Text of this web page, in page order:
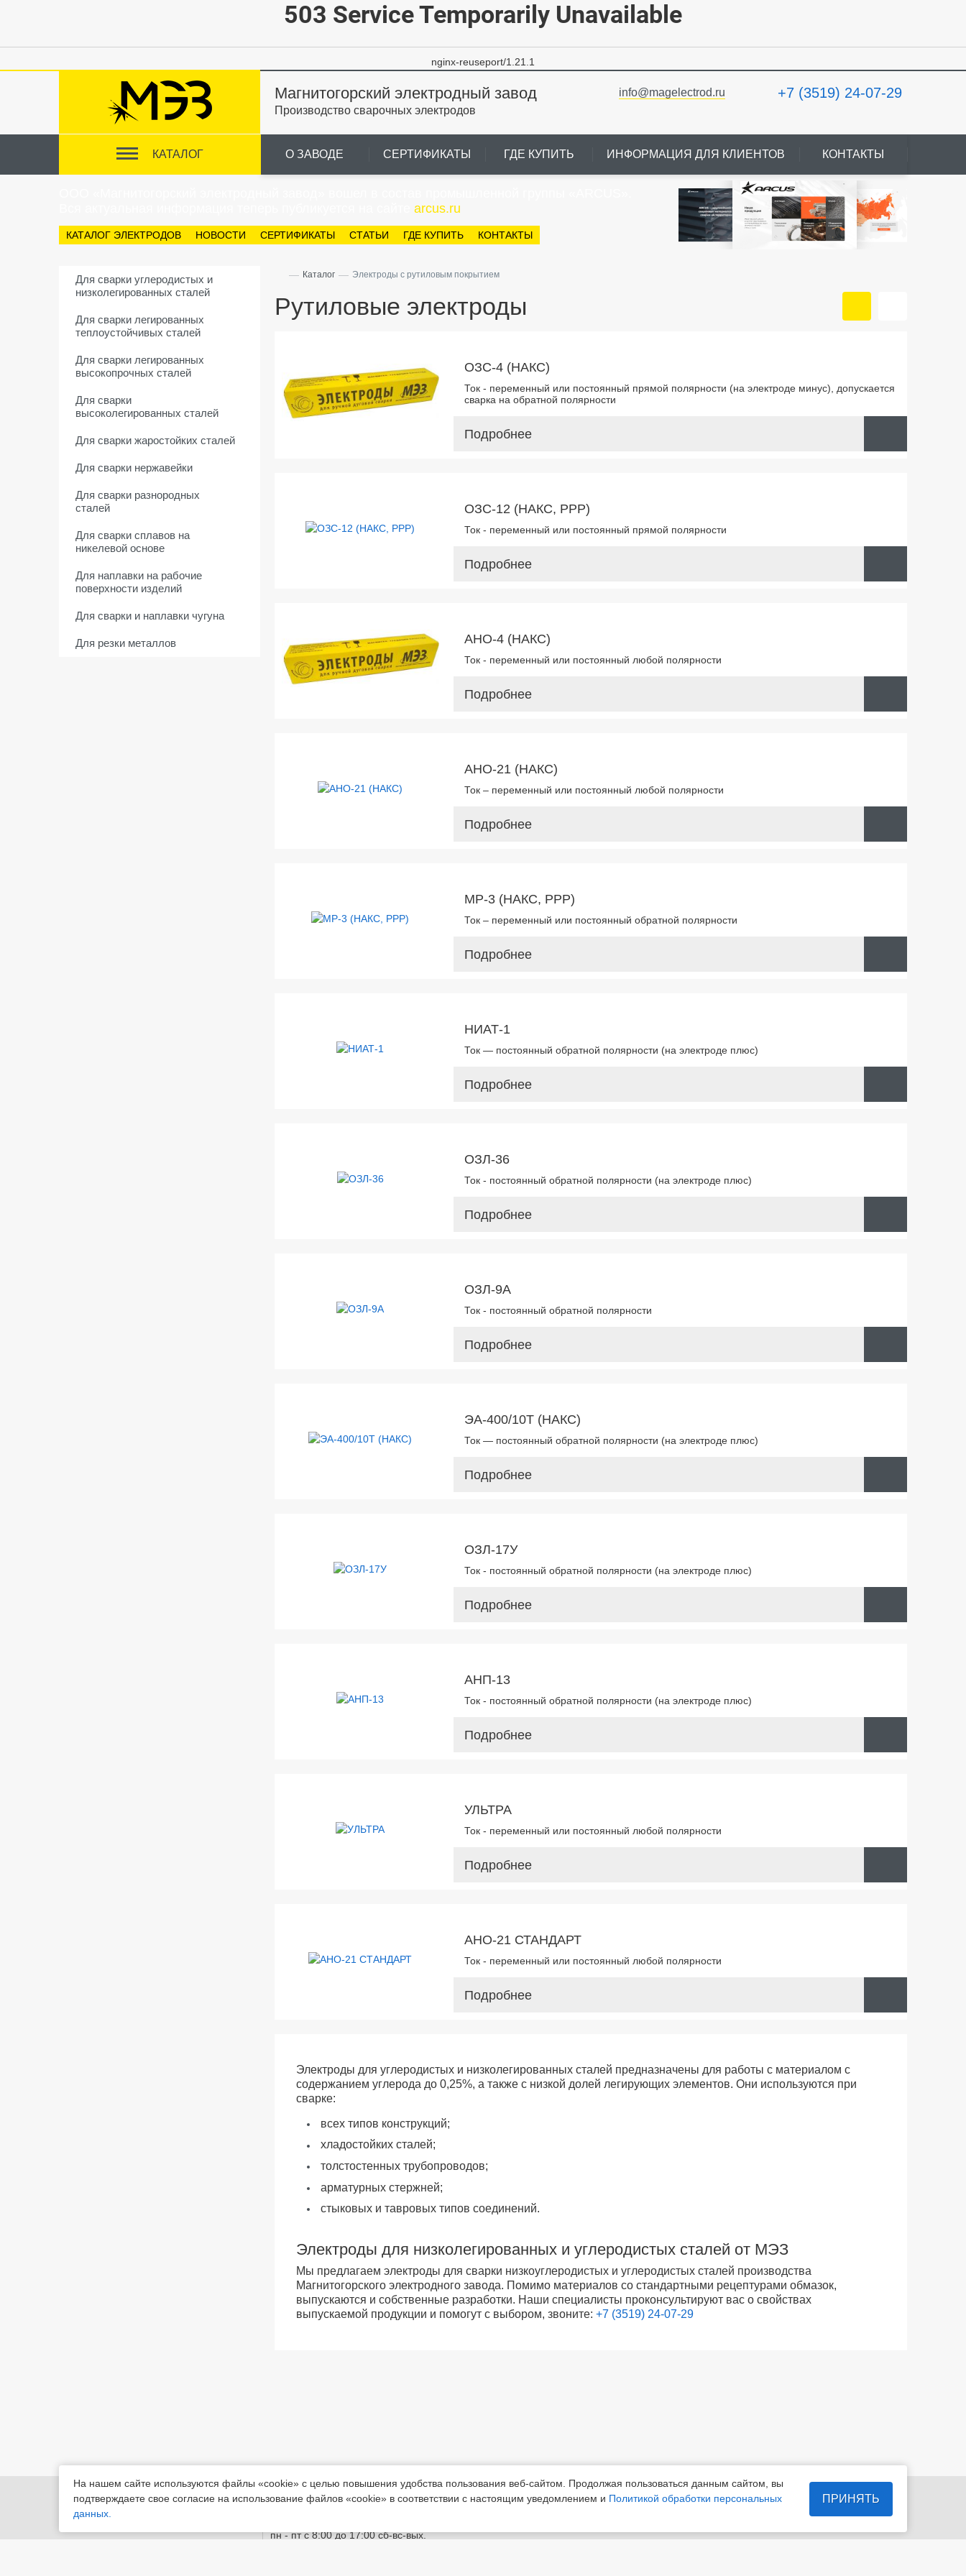
503 Service Temporarily Unavailable
nginx-reuseport/1.21.1
Магнитогорский электродный завод
Производство сварочных электродов
info@magelectrod.ru +7 (3519) 24-07-29
КАТАЛОГ О ЗАВОДЕ СЕРТИФИКАТЫ ГДЕ КУПИТЬ ИНФОРМАЦИЯ ДЛЯ КЛИЕНТОВ КОНТАКТЫ
arcus.ru
КАТАЛОГ ЭЛЕКТРОДОВ НОВОСТИ СЕРТИФИКАТЫ СТАТЬИ ГДЕ КУПИТЬ КОНТАКТЫ
Для сварки углеродистых и
низколегированных сталей
Для сварки легированных
теплоустойчивых сталей
Для сварки легированных
высокопрочных сталей
Для сварки
высоколегированных сталей
Для сварки жаростойких сталей
Для сварки нержавейки
Для сварки разнородных
сталей
Для сварки сплавов на
никелевой основе
Для наплавки на рабочие
поверхности изделий
Для сварки и наплавки чугуна
Для резки металлов
— Каталог — Электроды с рутиловым покрытием
Рутиловые электроды
ОЗС-4 (НАКС)
Ток - переменный или постоянный прямой полярности (на электроде минус), допускается
сварка на обратной полярности
Подробнее
ОЗС-12 (НАКС, РРР)
Ток - переменный или постоянный прямой полярности
Подробнее
АНО-4 (НАКС)
Ток - переменный или постоянный любой полярности
Подробнее
АНО-21 (НАКС)
Ток – переменный или постоянный любой полярности
Подробнее
МР-3 (НАКС, РРР)
Ток – переменный или постоянный обратной полярности
Подробнее
НИАТ-1
Ток — постоянный обратной полярности (на электроде плюс)
Подробнее
ОЗЛ-36
Ток - постоянный обратной полярности (на электроде плюс)
Подробнее
ОЗЛ-9А
Ток - постоянный обратной полярности
Подробнее
ЭА-400/10T (НАКС)
Ток — постоянный обратной полярности (на электроде плюс)
Подробнее
ОЗЛ-17У
Ток - постоянный обратной полярности (на электроде плюс)
Подробнее
АНП-13
Ток - постоянный обратной полярности (на электроде плюс)
Подробнее
УЛЬТРА
Ток - переменный или постоянный любой полярности
Подробнее
АНО-21 СТАНДАРТ
Ток - переменный или постоянный любой полярности
Подробнее
Электроды для углеродистых и низколегированных сталей предназначены для работы с материалом с
содержанием углерода до 0,25%, а также с низкой долей легирующих элементов. Они используются при
сварке:
всех типов конструкций;
хладостойких сталей;
толстостенных трубопроводов;
арматурных стержней;
стыковых и тавровых типов соединений.
Электроды для низколегированных и углеродистых сталей от МЭЗ
Мы предлагаем электроды для сварки низкоуглеродистых и углеродистых сталей производства
Магнитогорского электродного завода. Помимо материалов со стандартными рецептурами обмазок,
выпускаются и собственные разработки. Наши специалисты проконсультируют вас о свойствах
выпускаемой продукции и помогут с выбором, звоните: +7 (3519) 24-07-29
455022, Челябинская обл.,
пн - пт с 8:00 до 17:00 сб-вс-вых.
Приемная +7 (3519) 24-07-29 info@magelectrod.ru
На нашем сайте используются файлы «cookie» с целью повышения удобства пользования веб-сайтом. Продолжая пользоваться данным сайтом, вы
подтверждаете свое согласие на использование файлов «cookie» в соответствии с настоящим уведомлением и Политикой обработки персональных
данных.
ПРИНЯТЬ